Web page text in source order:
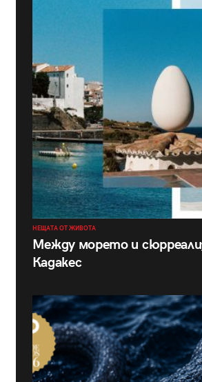
НЕЩАТА ОТ ЖИВОТА
Между морето и
Кадакес